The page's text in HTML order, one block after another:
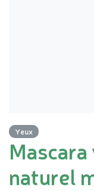
Yeux
naturel